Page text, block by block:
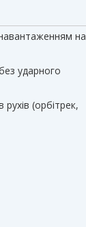
на
ударного
(орбітрек,